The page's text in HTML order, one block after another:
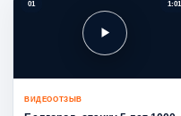
01 1:01
ВИДЕООТЗЫВ